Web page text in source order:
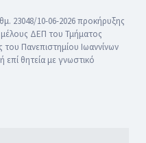
23048/10-06-2026 προκήρυξης
μέλους ΔΕΠ του Τμήματος
του Πανεπιστημίου Ιωαννίνων
θητεία με γνωστικό